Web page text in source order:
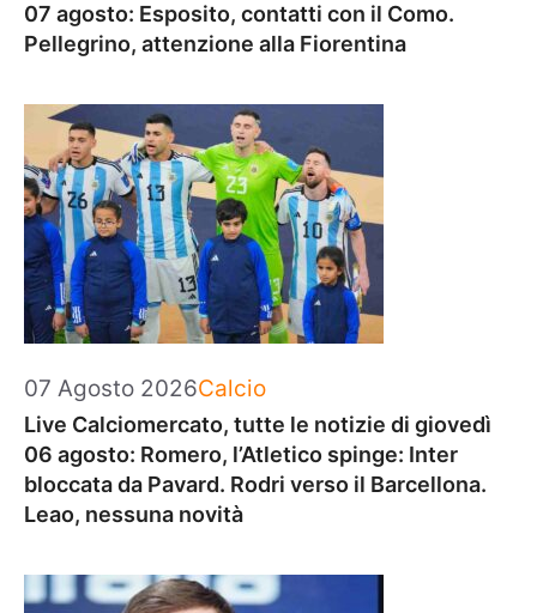
07 agosto: Esposito, contatti con il Como.
Pellegrino, attenzione alla Fiorentina
07 Agosto 2026Categorie
Calcio
Live Calciomercato, tutte le notizie di giovedì
06 agosto: Romero, l’Atletico spinge: Inter
bloccata da Pavard. Rodri verso il Barcellona.
Leao, nessuna novità